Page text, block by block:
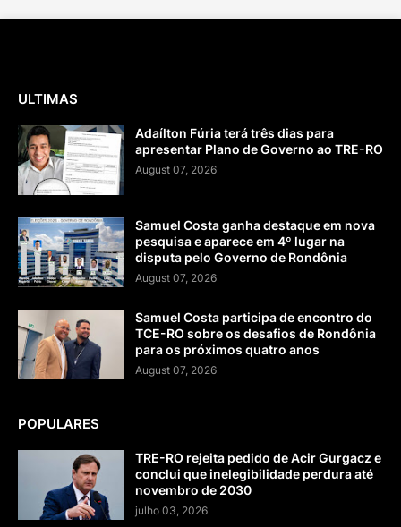
ULTIMAS
Adaílton Fúria terá três dias para
apresentar Plano de Governo ao TRE-RO
August 07, 2026
Samuel Costa ganha destaque em nova
pesquisa e aparece em 4º lugar na
disputa pelo Governo de Rondônia
August 07, 2026
Samuel Costa participa de encontro do
TCE-RO sobre os desafios de Rondônia
para os próximos quatro anos
August 07, 2026
POPULARES
TRE-RO rejeita pedido de Acir Gurgacz e
conclui que inelegibilidade perdura até
novembro de 2030
julho 03, 2026